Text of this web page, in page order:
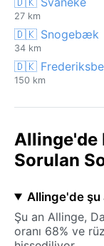
27 km
🇩🇰 Snogebæk
34 km
🇩🇰
150 km
Allinge'de
Sorulan
Allinge'de şu
Şu an Allinge,
oranı 68% ve